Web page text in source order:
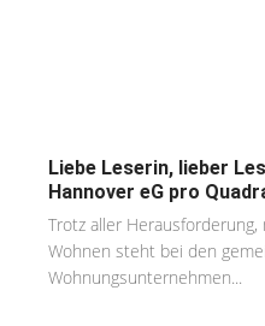
Liebe Leserin, lieber
Hannover eG pro
Trotz aller Herausforderung,
Wohnen steht bei den
Wohnungsunternehmen...